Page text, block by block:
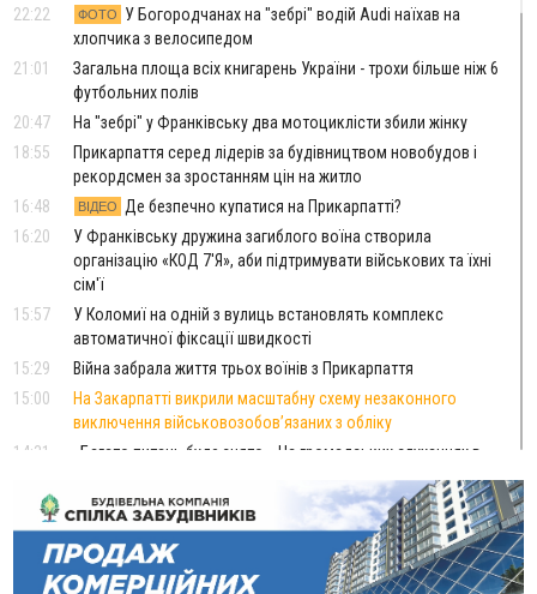
22:22 ФОТО
У Богородчанах на "зебрі" водій Audi наїхав на
хлопчика з велосипедом
21:01
Загальна площа всіх книгарень України - трохи більше ніж 6
футбольних полів
20:47
На "зебрі" у Франківську два мотоциклісти збили жінку
18:55
Прикарпаття серед лідерів за будівництвом новобудов і
рекордсмен за зростанням цін на житло
16:48
ВІДЕО
Де безпечно купатися на Прикарпатті?
16:20
У Франківську дружина загиблого воїна створила
організацію «КОД 7'Я», аби підтримувати військових та їхні
сім'ї
15:57
У Коломиї на одній з вулиць встановлять комплекс
автоматичної фіксації швидкості
15:29
Війна забрала життя трьох воїнів з Прикарпаття
15:00
На Закарпатті викрили масштабну схему незаконного
виключення військовозобов’язаних з обліку
14:31
«Багато питань буде знято». На громадських слуханнях в
Яремче обговорили, як вирішити питання джипінгу в
Карпатах
13:54
5 «тихих» хвороб, які виявляє профілактичне обстеження
13:30
ФОТО На Надрічній тривають останні приготування до
нового руху